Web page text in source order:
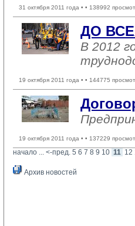
31 октября 2011 года • • 138992
ДО
В 2012
19 октября 2011 года • • 144775
19 октября 2011 года • • 137229
начало ... <-пред. 5 6 7 8 9 10 11 12
Архив новостей